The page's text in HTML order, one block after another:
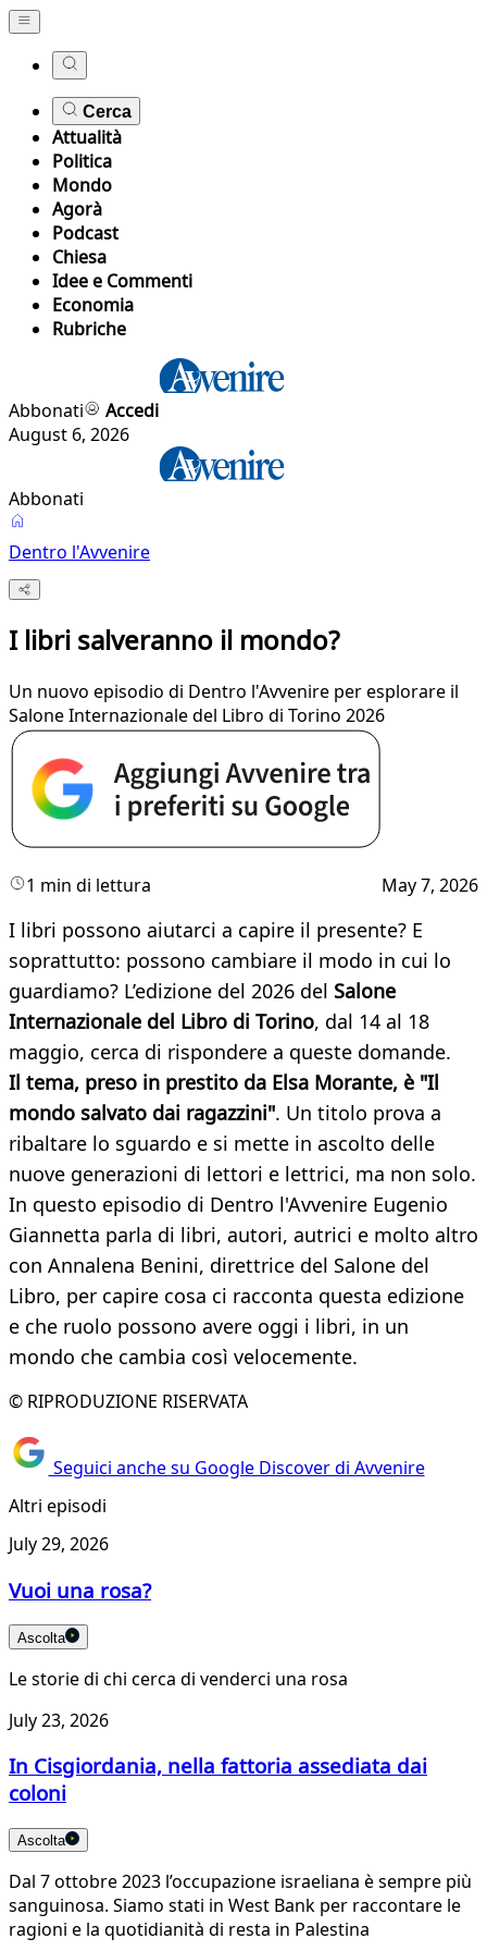
Cerca
Attualità
Politica
Mondo
Agorà
Podcast
Chiesa
Idee e Commenti
Economia
Rubriche
Abbonati
Accedi
August 6, 2026
Abbonati
Dentro l'Avvenire
I libri salveranno il mondo?
Un nuovo episodio di Dentro l'Avvenire per esplorare il
Salone Internazionale del Libro di Torino 2026
1 min di lettura May 7, 2026
I libri possono aiutarci a capire il presente? E
soprattutto: possono cambiare il modo in cui lo
guardiamo? L’edizione del 2026 del Salone
Internazionale del Libro di Torino, dal 14 al 18
maggio, cerca di rispondere a queste domande.
Il tema, preso in prestito da Elsa Morante, è "Il
mondo salvato dai ragazzini". Un titolo prova a
ribaltare lo sguardo e si mette in ascolto delle
nuove generazioni di lettori e lettrici, ma non solo.
In questo episodio di Dentro l'Avvenire Eugenio
Giannetta parla di libri, autori, autrici e molto altro
con Annalena Benini, direttrice del Salone del
Libro, per capire cosa ci racconta questa edizione
e che ruolo possono avere oggi i libri, in un
mondo che cambia così velocemente.
© RIPRODUZIONE RISERVATA
Seguici anche su Google Discover di Avvenire
Altri episodi
July 29, 2026
Vuoi una rosa?
Ascolta
Le storie di chi cerca di venderci una rosa
July 23, 2026
In Cisgiordania, nella fattoria assediata dai
coloni
Ascolta
Dal 7 ottobre 2023 l’occupazione israeliana è sempre più
sanguinosa. Siamo stati in West Bank per raccontare le
ragioni e la quotidianità di resta in Palestina